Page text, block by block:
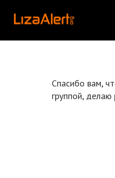
Спасибо вам,
группой,